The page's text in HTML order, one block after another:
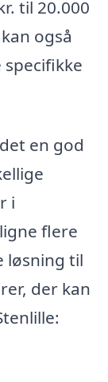
til 20.000
også
en god
i
flere
løsning til
der kan